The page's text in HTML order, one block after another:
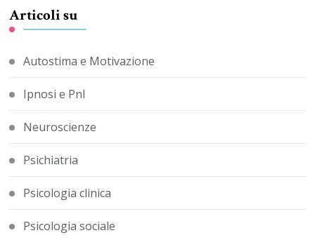
Articoli su
Autostima e Motivazione
Ipnosi e Pnl
Neuroscienze
Psichiatria
Psicologia clinica
Psicologia sociale